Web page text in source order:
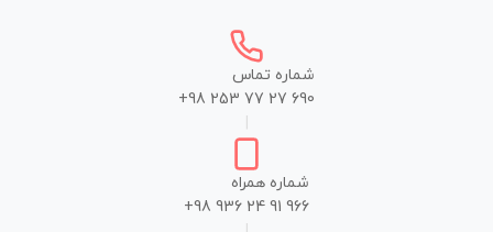
شماره تماس
+98 253 77 27 690
شماره همراه
+98 936 24 91 966